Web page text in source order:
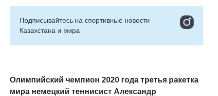
Подписывайтесь на cпортивные новости
Казахстана и мира
Олимпийский чемпион 2020 года третья ракетка
мира немецкий теннисист Александр